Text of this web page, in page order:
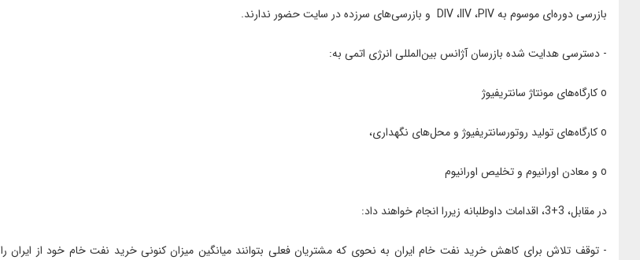
بازرسی دوره‌ای موسوم به DIV ،IIV ،PIV و بازرسی‌های سرزده در سایت حضور ندارند.
- دسترسی هدایت شده بازرسان آژانس بین‌المللی انرژی اتمی به:
o کارگاه‌های مونتاژ سانتریفیوژ
o کارگاه‌های تولید روتورسانتریفیوژ و محل‌های نگهداری،
o و معادن اورانیوم و تخلیص اورانیوم
در مقابل، 3+3، اقدامات داوطلبانه زیررا انجام خواهند داد:
- توقف تلاش برای کاهش خرید نفت خام ایران به نحوی که مشتریان فعلی بتوانند میانگین میزان کنونی خرید نفت خام خود از ایران را